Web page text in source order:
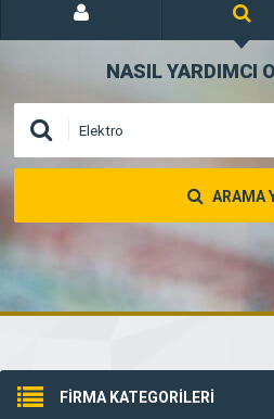
NASIL YARDIMCI
ARAMA
FİRMA KATEGORİLERİ